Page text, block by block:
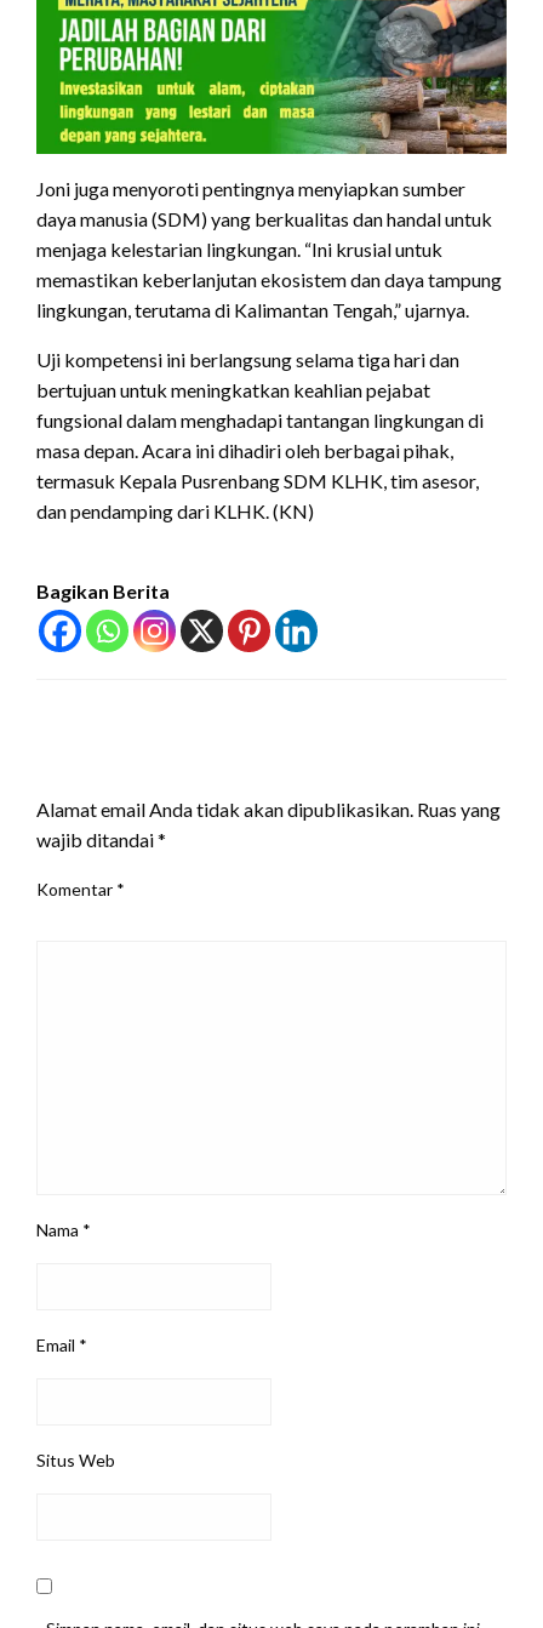
Joni juga menyoroti pentingnya menyiapkan sumber
daya manusia (SDM) yang berkualitas dan handal untuk
menjaga kelestarian lingkungan. “Ini krusial untuk
memastikan keberlanjutan ekosistem dan daya tampung
lingkungan, terutama di Kalimantan Tengah,” ujarnya.
Uji kompetensi ini berlangsung selama tiga hari dan
bertujuan untuk meningkatkan keahlian pejabat
fungsional dalam menghadapi tantangan lingkungan di
masa depan. Acara ini dihadiri oleh berbagai pihak,
termasuk Kepala Pusrenbang SDM KLHK, tim asesor,
dan pendamping dari KLHK. (KN)
Bagikan Berita
Alamat email Anda tidak akan dipublikasikan. Ruas yang
wajib ditandai*
Komentar *
Nama *
Email *
Situs Web